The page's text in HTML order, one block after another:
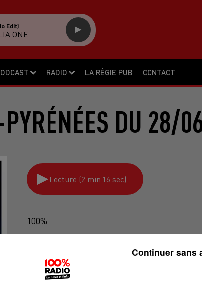
RADIO LA RÉGIE PUB CONTACT
Edit)
ONE
PYRÉNÉES DU 28/
Lecture (2 min 16 sec)
100%
Continuer sans